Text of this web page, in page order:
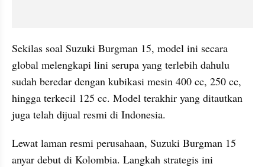
Sekilas soal Suzuki Burgman 15, model ini secara
global melengkapi lini serupa yang terlebih dahulu
sudah beredar dengan kubikasi mesin 400 cc, 250 cc,
hingga terkecil 125 cc. Model terakhir yang ditautkan
juga telah dijual resmi di Indonesia.
Lewat laman resmi perusahaan, Suzuki Burgman 15
anyar debut di Kolombia. Langkah strategis ini